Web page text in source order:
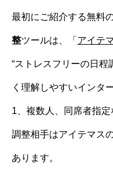
最初にご紹介する無料
整ツールは、「 アイテ
“ストレスフリーの日程
く理解しやすいインタ
1、複数人、同席者指
調整相手はアイテマス
あります。